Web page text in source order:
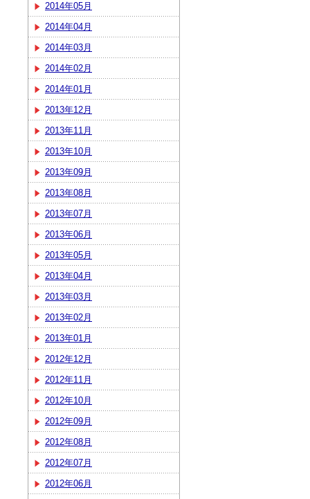
2014年05月
2014年04月
2014年03月
2014年02月
2014年01月
2013年12月
2013年11月
2013年10月
2013年09月
2013年08月
2013年07月
2013年06月
2013年05月
2013年04月
2013年03月
2013年02月
2013年01月
2012年12月
2012年11月
2012年10月
2012年09月
2012年08月
2012年07月
2012年06月